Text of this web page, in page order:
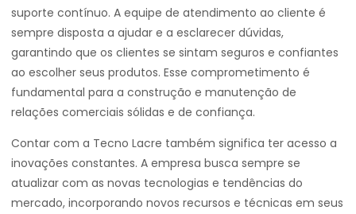
suporte contínuo. A equipe de atendimento ao cliente é
sempre disposta a ajudar e a esclarecer dúvidas,
garantindo que os clientes se sintam seguros e confiantes
ao escolher seus produtos. Esse comprometimento é
fundamental para a construção e manutenção de
relações comerciais sólidas e de confiança.
Contar com a Tecno Lacre também significa ter acesso a
inovações constantes. A empresa busca sempre se
atualizar com as novas tecnologias e tendências do
mercado, incorporando novos recursos e técnicas em seus